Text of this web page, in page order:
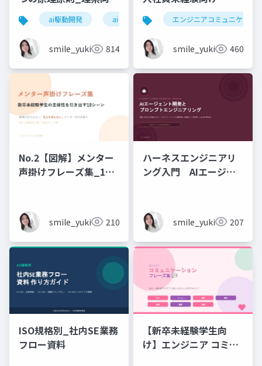
6時間_2026_05_24_
石黒友季子
ai駆動開発 ai
smile_yukiko_it814
エンジニアコミュニケーシ
smile_yukiko_it460
No.2【図解】メンター
声掛けフレーズ集_18
smile_yukiko_it210
ハーネスエンジニアリ
ング入門 AIエージェ
smile_yukiko_it207
ISO規格別_社内SE業務
フロー資料
【新卒未経験学生向
け】エンジニア コミュ